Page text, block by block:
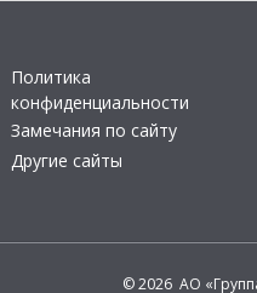
Политика
конфиденциальности
Замечания по сайту
Другие сайты
© 2026 АО